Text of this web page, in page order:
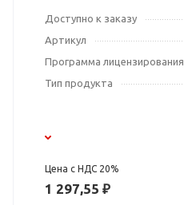
Доступно к заказу
Артикул
Программа лицензирования
Тип продукта
Цена с НДС 20%
1 297,55 ₽